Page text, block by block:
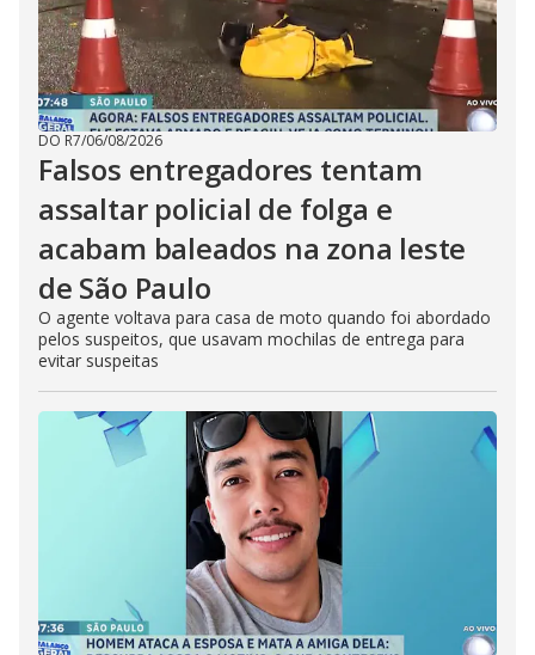
DO R7/06/08/2026
Falsos entregadores tentam
assaltar policial de folga e
acabam baleados na zona leste
de São Paulo
O agente voltava para casa de moto quando foi abordado
pelos suspeitos, que usavam mochilas de entrega para
evitar suspeitas